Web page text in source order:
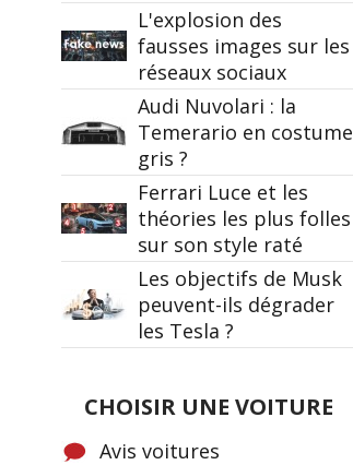
L'explosion des
fausses images sur les
réseaux sociaux
Audi Nuvolari : la
Temerario en costume
gris ?
Ferrari Luce et les
théories les plus folles
sur son style raté
Les objectifs de Musk
peuvent-ils dégrader
les Tesla ?
CHOISIR UNE VOITURE
Avis voitures